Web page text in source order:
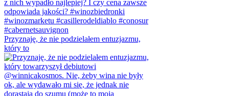
Przyznaję, że nie podzielałem entuzjazmu,
który to